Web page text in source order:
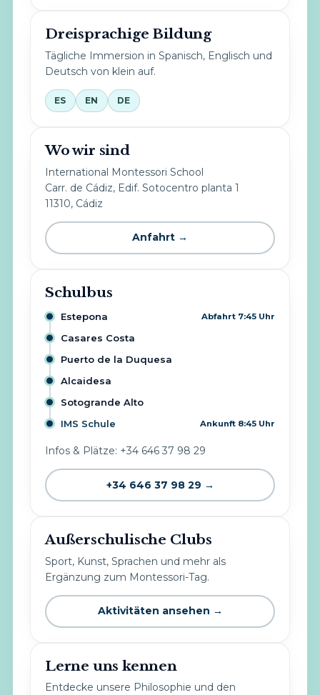
Dreisprachige Bildung
Tägliche Immersion in Spanisch, Englisch und
Deutsch von klein auf.
ES EN DE
Wo wir sind
International Montessori School
Carr. de Cádiz, Edif. Sotocentro planta 1
11310, Cádiz
Anfahrt →
Schulbus
Estepona Abfahrt 7:45 Uhr
Casares Costa
Puerto de la Duquesa
Alcaidesa
Sotogrande Alto
IMS Schule
Ankunft 8:45 Uhr
Infos & Plätze: +34 646 37 98 29
+34 646 37 98 29 →
Außerschulische Clubs
Sport, Kunst, Sprachen und mehr als
Ergänzung zum Montessori-Tag.
Aktivitäten ansehen →
Lerne uns kennen
Entdecke unsere Philosophie und den